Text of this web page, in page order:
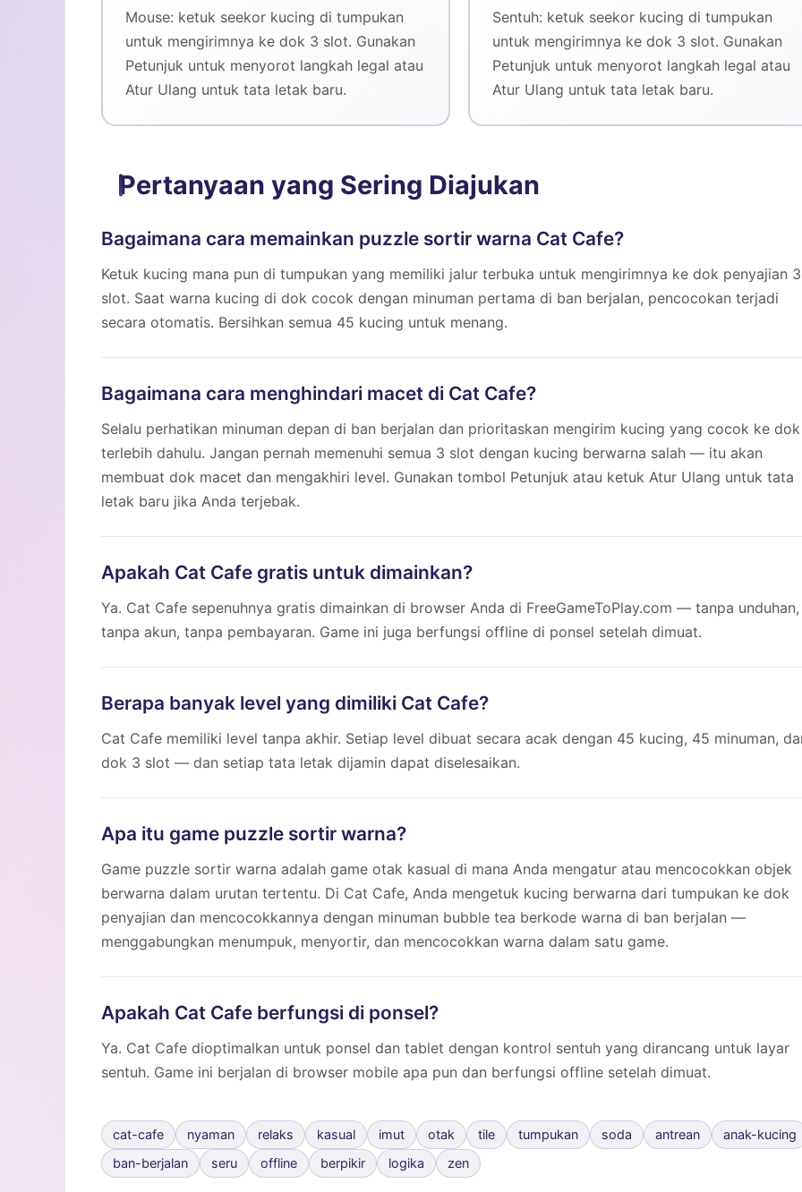
Mouse: ketuk seekor kucing di tumpukan
untuk mengirimnya ke dok 3 slot. Gunakan
Petunjuk untuk menyorot langkah legal atau
Atur Ulang untuk tata letak baru.
Sentuh: ketuk seekor kucing di tumpukan
untuk mengirimnya ke dok 3 slot. Gunakan
Petunjuk untuk menyorot langkah legal atau
Atur Ulang untuk tata letak baru.
Pertanyaan yang Sering Diajukan
Bagaimana cara memainkan puzzle sortir warna Cat Cafe?
Ketuk kucing mana pun di tumpukan yang memiliki jalur terbuka untuk mengirimnya ke dok penyajian 3
slot. Saat warna kucing di dok cocok dengan minuman pertama di ban berjalan, pencocokan terjadi
secara otomatis. Bersihkan semua 45 kucing untuk menang.
Bagaimana cara menghindari macet di Cat Cafe?
Selalu perhatikan minuman depan di ban berjalan dan prioritaskan mengirim kucing yang cocok ke dok
terlebih dahulu. Jangan pernah memenuhi semua 3 slot dengan kucing berwarna salah — itu akan
membuat dok macet dan mengakhiri level. Gunakan tombol Petunjuk atau ketuk Atur Ulang untuk tata
letak baru jika Anda terjebak.
Apakah Cat Cafe gratis untuk dimainkan?
Ya. Cat Cafe sepenuhnya gratis dimainkan di browser Anda di FreeGameToPlay.com — tanpa unduhan,
tanpa akun, tanpa pembayaran. Game ini juga berfungsi offline di ponsel setelah dimuat.
Berapa banyak level yang dimiliki Cat Cafe?
Cat Cafe memiliki level tanpa akhir. Setiap level dibuat secara acak dengan 45 kucing, 45 minuman,
dok 3 slot — dan setiap tata letak dijamin dapat diselesaikan.
Apa itu game puzzle sortir warna?
Game puzzle sortir warna adalah game otak kasual di mana Anda mengatur atau mencocokkan objek
berwarna dalam urutan tertentu. Di Cat Cafe, Anda mengetuk kucing berwarna dari tumpukan ke dok
penyajian dan mencocokkannya dengan minuman bubble tea berkode warna di ban berjalan —
menggabungkan menumpuk, menyortir, dan mencocokkan warna dalam satu game.
Apakah Cat Cafe berfungsi di ponsel?
Ya. Cat Cafe dioptimalkan untuk ponsel dan tablet dengan kontrol sentuh yang dirancang untuk layar
sentuh. Game ini berjalan di browser mobile apa pun dan berfungsi offline setelah dimuat.
cat-cafe nyaman relaks kasual imut otak tile tumpukan soda antrean
anak-kucing
ban-berjalan
seru offline berpikir logika zen